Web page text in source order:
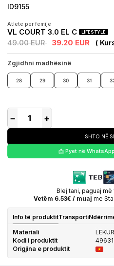
ID9155
Atlete per femije
VL COURT 3.0 EL C LIFESTYLE
49.00 EUR 39.20 EUR (
Zgjidhni madhësinë
28 29 30 31
− +
SHTO NË
📩 Pyet në
Blej tani, paguaj
Vetëm 6.53€ / muaj me
Info të produktitTransporti
Materiali
Kodi i produktit
49631
Origjina e produktit